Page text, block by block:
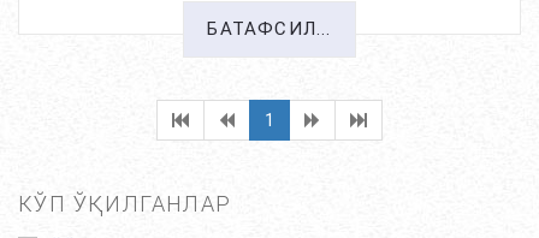
БАТАФСИЛ...
1
КЎП ЎҚИЛГАНЛАР